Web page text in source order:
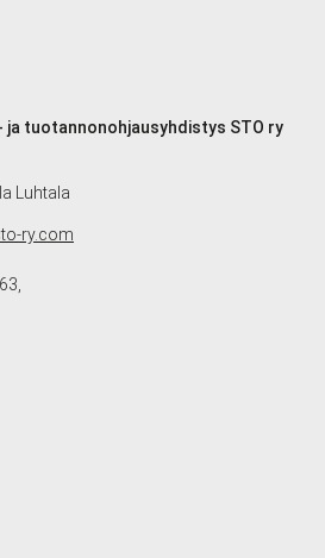
ja tuotannonohjausyhdistys STO ry
Luhtala
ry.com